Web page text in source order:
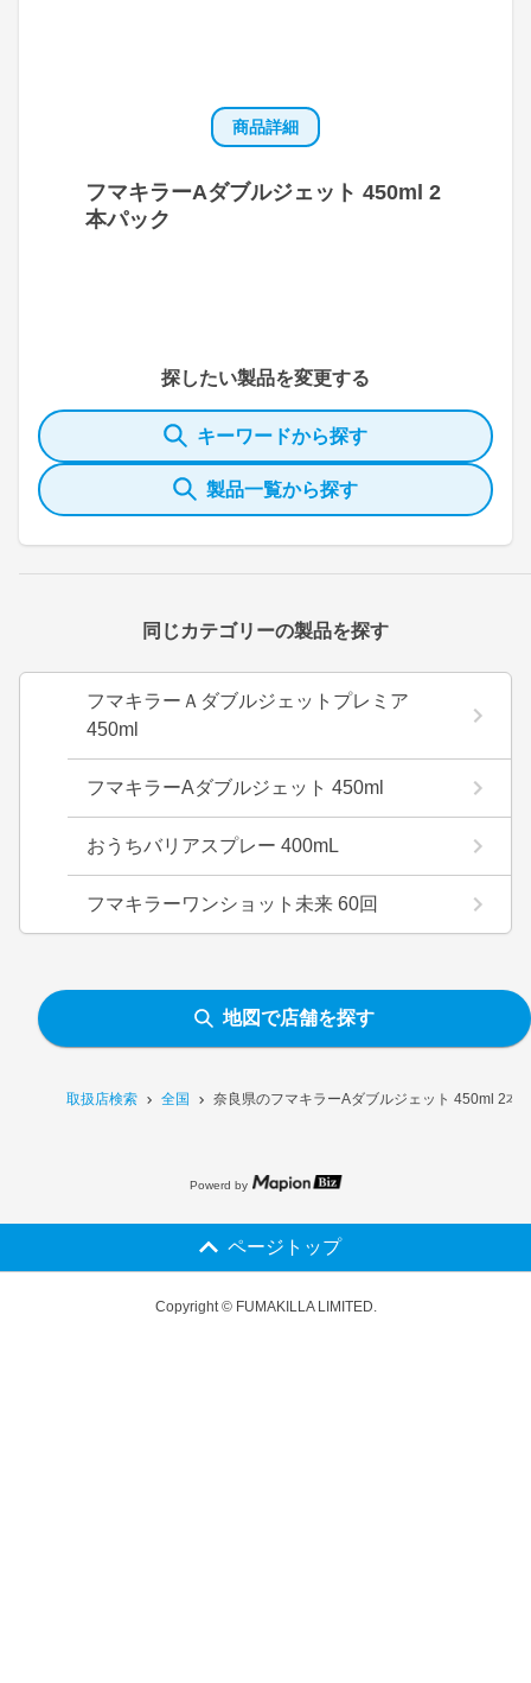
取扱店検索 全国 奈良県のフマキラーAダブルジェット 450ml 2本
商品詳細
フマキラーAダブルジェット 450ml 2
本パック
探したい製品を変更する
キーワードから探す
製品一覧から探す
同じカテゴリーの製品を探す
フマキラーＡダブルジェットプレミア
450ml
フマキラーAダブルジェット 450ml
おうちバリアスプレー 400mL
フマキラーワンショット未来 60回
地図で店舗を探す
Powerd by
ページトップ
Copyright © FUMAKILLA LIMITED.